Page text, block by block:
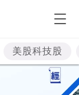
美股科技股